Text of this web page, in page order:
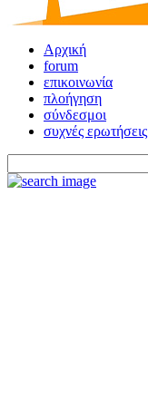
Αρχική
forum
επικοινωνία
πλοήγηση
σύνδεσμοι
συχνές ερωτήσεις